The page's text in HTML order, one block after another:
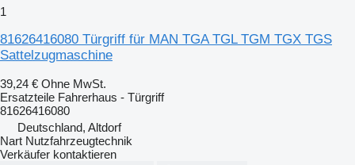
1
81626416080 Türgriff für MAN TGA TGL TGM TGX TGS
Sattelzugmaschine
39,24 € Ohne MwSt.
Ersatzteile Fahrerhaus - Türgriff
81626416080
Deutschland, Altdorf
Nart Nutzfahrzeugtechnik
Verkäufer kontaktieren